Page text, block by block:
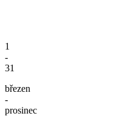
1
-
31
březen
-
prosinec